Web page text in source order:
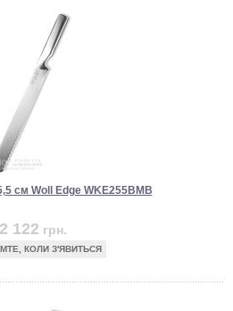
см Woll Edge WKE255BMB
2 122 грн.
КОЛИ З'ЯВИТЬСЯ